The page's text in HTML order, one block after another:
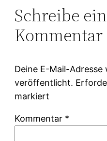
Schreibe
Kommentar
Deine E-Mail-Adresse
veröffentlicht.
markiert
Kommentar *